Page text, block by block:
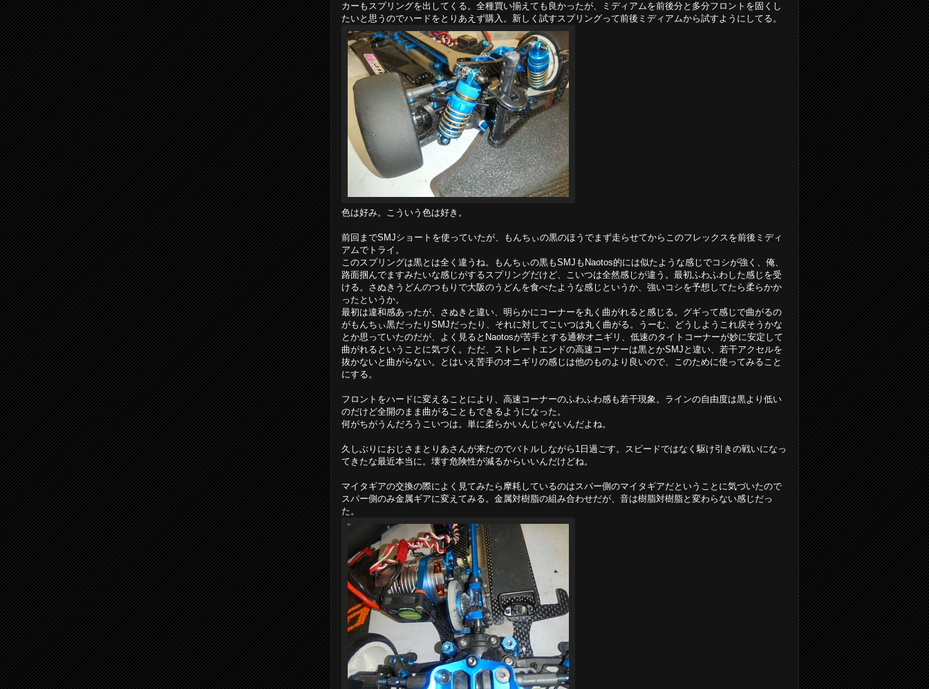
カーもスプリングを出してくる。全種買い揃えても良かったが、ミディアムを前後分と多分フロントを固くし
たいと思うのでハードをとりあえず購入。新しく試すスプリングって前後ミディアムから試すようにしてる。
色は好み。こういう色は好き。
前回までSMJショートを使っていたが、もんちぃの黒のほうでまず走らせてからこのフレックスを前後ミディ
アムでトライ。
このスプリングは黒とは全く違うね。もんちぃの黒もSMJもNaotos的には似たような感じでコシが強く、俺、
路面掴んでますみたいな感じがするスプリングだけど、こいつは全然感じが違う。最初ふわふわした感じを受
ける。さぬきうどんのつもりで大阪のうどんを食べたような感じというか、強いコシを予想してたら柔らかか
ったというか。
最初は違和感あったが、さぬきと違い、明らかにコーナーを丸く曲がれると感じる。グギって感じで曲がるの
がもんちぃ黒だったりSMJだったり、それに対してこいつは丸く曲がる。うーむ、どうしようこれ戻そうかな
とか思っていたのだが、よく見るとNaotosが苦手とする通称オニギリ、低速のタイトコーナーが妙に安定して
曲がれるということに気づく。ただ、ストレートエンドの高速コーナーは黒とかSMJと違い、若干アクセルを
抜かないと曲がらない。とはいえ苦手のオニギリの感じは他のものより良いので、このために使ってみること
にする。
フロントをハードに変えることにより、高速コーナーのふわふわ感も若干現象。ラインの自由度は黒より低い
のだけど全開のまま曲がることもできるようになった。
何がちがうんだろうこいつは。単に柔らかいんじゃないんだよね。
久しぶりにおじさまとりあさんが来たのでバトルしながら1日過ごす。スピードではなく駆け引きの戦いになっ
てきたな最近本当に。壊す危険性が減るからいいんだけどね。
マイタギアの交換の際によく見てみたら摩耗しているのはスパー側のマイタギアだということに気づいたので
スパー側のみ金属ギアに変えてみる。金属対樹脂の組み合わせだが、音は樹脂対樹脂と変わらない感じだっ
た。